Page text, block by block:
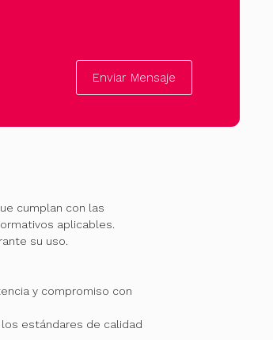
Enviar Mensaje
cumplan con las
aplicables.
su uso.
y compromiso con
estándares de calidad